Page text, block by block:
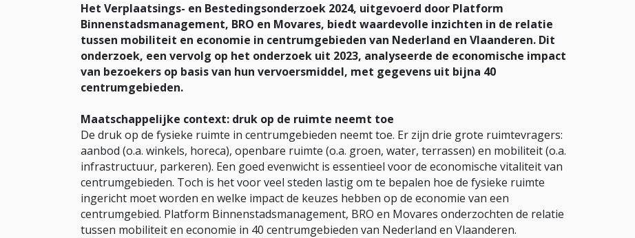
Het Verplaatsings- en Bestedingsonderzoek 2024, uitgevoerd door Platform
Binnenstadsmanagement, BRO en Movares, biedt waardevolle inzichten in de relatie
tussen mobiliteit en economie in centrumgebieden van Nederland en Vlaanderen. Dit
onderzoek, een vervolg op het onderzoek uit 2023, analyseerde de economische impact
van bezoekers op basis van hun vervoersmiddel, met gegevens uit bijna 40
centrumgebieden.
Maatschappelijke context: druk op de ruimte neemt toe
De druk op de fysieke ruimte in centrumgebieden neemt toe. Er zijn drie grote ruimtevragers:
aanbod (o.a. winkels, horeca), openbare ruimte (o.a. groen, water, terrassen) en mobiliteit (o.a.
infrastructuur, parkeren). Een goed evenwicht is essentieel voor de economische vitaliteit van
centrumgebieden. Toch is het voor veel steden lastig om te bepalen hoe de fysieke ruimte
ingericht moet worden en welke impact de keuzes hebben op de economie van een
centrumgebied. Platform Binnenstadsmanagement, BRO en Movares onderzochten de relatie
tussen mobiliteit en economie in 40 centrumgebieden van Nederland en Vlaanderen.